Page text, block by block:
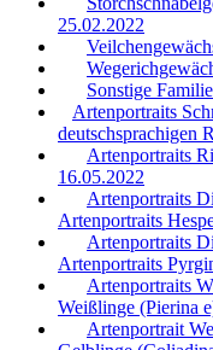
25.02.2022
Sonstige
Artenportraits
deutschsprachigen
Artenportraits
16.05.2022
Artenportraits
Artenportraits
Artenportraits
Artenportraits
Artenportraits
Weißlinge (Pierina
Artenportrait